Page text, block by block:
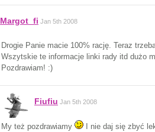
Margot_fi Jan 5th 2008
Drogie Panie macie 100% rację. Teraz
Wszytskie te informacje linki rady itd dużo
Pozdrawiam! :)
Fiufiu Jan 5th 2008
My też pozdrawiamy I nie daj się zbyć